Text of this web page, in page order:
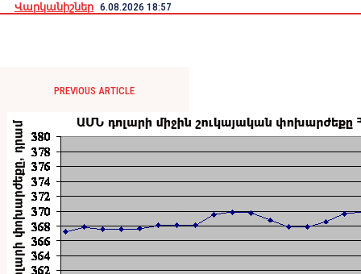
Վարկանիշներ 6.08.2026 18:57
PREVIOUS ARTICLE